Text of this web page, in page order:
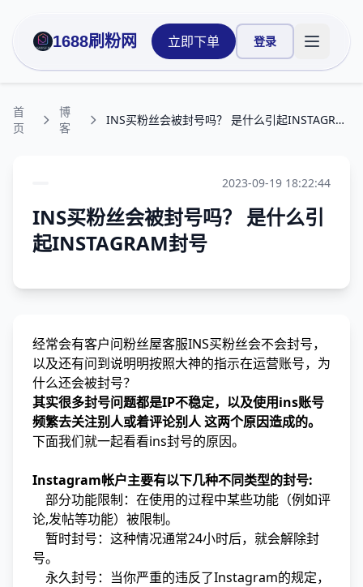
1688刷粉网 立即下单 登录 打开主
首
页
博
客
INS买粉丝会被封号吗？ 是什么引起INSTAGRAM封号
2023-09-19 18:22:44
INS买粉丝会被封号吗？ 是什么引
起INSTAGRAM封号
经常会有客户问粉丝屋客服INS买粉丝会不会封号，
以及还有问到说明明按照大神的指示在运营账号，为
什么还会被封号？
其实很多封号问题都是IP不稳定，以及使用ins账号
频繁去关注别人或着评论别人 这两个原因造成的。
下面我们就一起看看ins封号的原因。
Instagram帐户主要有以下几种不同类型的封号:
部分功能限制：在使用的过程中某些功能（例如评
论,发帖等功能）被限制。
暂时封号：这种情况通常24小时后，就会解除封
号。
永久封号：当你严重的违反了Instagram的规定，